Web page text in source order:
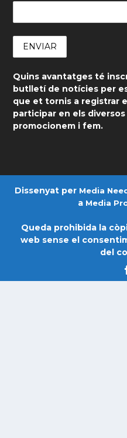
Quins avantatges té
butlletí de notícies per
que et tornis a registrar
participar en els
promocionem i fem.
Dissenyat per Media
a Media
Queda prohibida la
web sense el
del